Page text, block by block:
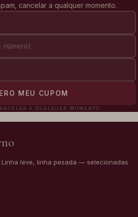
cancelar a qualquer momento.
MEU CUPOM
A QUALQUER MOMENTO
leve, linha pesada — selecionadas